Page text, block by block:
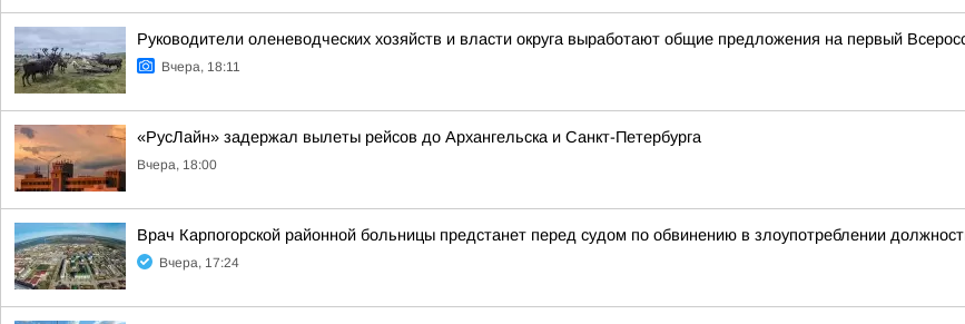
Руководители оленеводческих хозяйств и власти округа выработают общие предложения на первый
Вчера, 18:11
«РусЛайн» задержал вылеты рейсов до Архангельска и Санкт-Петербурга
Вчера, 18:00
Врач Карпогорской районной больницы предстанет перед судом по обвинению в злоупотреблении
Вчера, 17:24